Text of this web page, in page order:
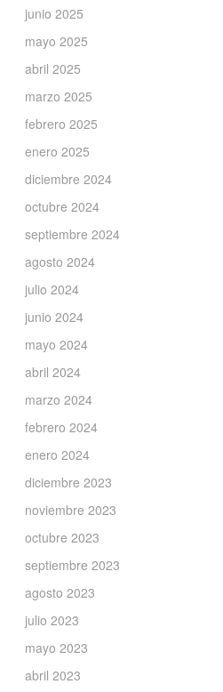
junio 2025
mayo 2025
abril 2025
marzo 2025
febrero 2025
enero 2025
diciembre 2024
octubre 2024
septiembre 2024
agosto 2024
julio 2024
junio 2024
mayo 2024
abril 2024
marzo 2024
febrero 2024
enero 2024
diciembre 2023
noviembre 2023
octubre 2023
septiembre 2023
agosto 2023
julio 2023
mayo 2023
abril 2023